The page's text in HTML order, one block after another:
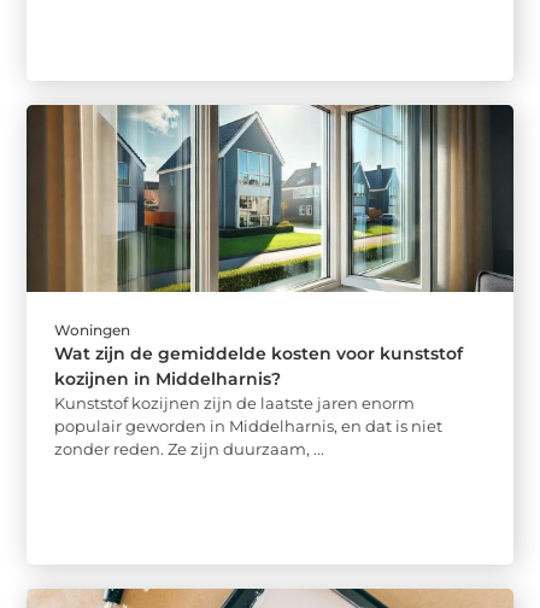
Woningen
Wat zijn de gemiddelde kosten voor kunststof
kozijnen in Middelharnis?
Kunststof kozijnen zijn de laatste jaren enorm
populair geworden in Middelharnis, en dat is niet
zonder reden. Ze zijn duurzaam, ...